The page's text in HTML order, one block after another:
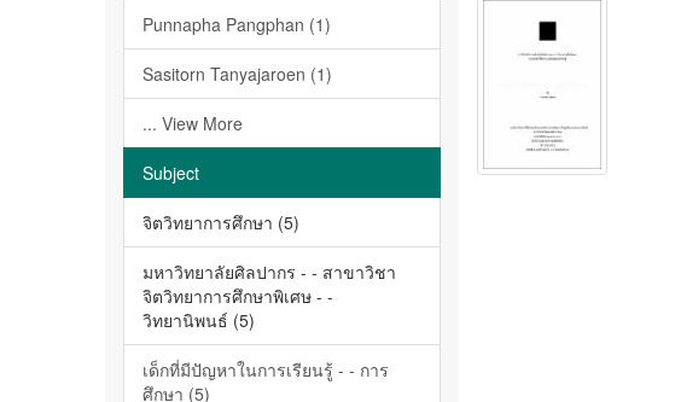
Punnapha Pangphan (1)
Sasitorn Tanyajaroen (1)
... View More
Subject
จิตวิทยาการศึกษา (5)
มหาวิทยาลัยศิลปากร - - สาขาวิชา
จิตวิทยาการศึกษาพิเศษ - -
วิทยานิพนธ์ (5)
เด็กที่มีปัญหาในการเรียนรู้ - - การ
ศึกษา (5)